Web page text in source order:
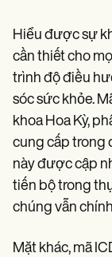
Hiểu được sự
cần thiết cho
trình độ điều
sóc sức khỏe.
khoa Hoa Kỳ,
cung cấp trong
này được cập
tiến bộ trong
chúng vẫn
Mặt khác, mã